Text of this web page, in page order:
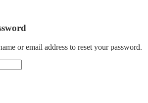
or email address to reset your password.